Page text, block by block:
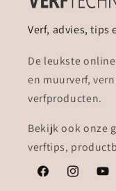
Verf, advies, tips
De leukste
en muurverf,
verfproducten.
Bekijk ook onze
verftips,
FacebookInstagram